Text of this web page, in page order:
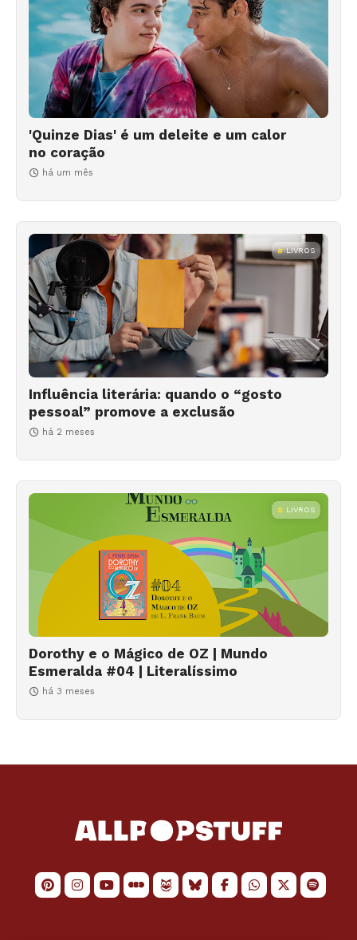
'Quinze Dias' é um deleite e um calor
no coração
há um mês
LIVROS
Influência literária: quando o “gosto
pessoal” promove a exclusão
há 2 meses
LIVROS
Dorothy e o Mágico de OZ | Mundo
Esmeralda #04 | Literalíssimo
há 3 meses